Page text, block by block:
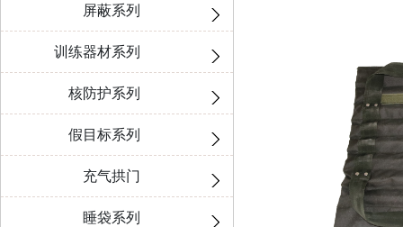
屏蔽系列
训练器材系列
核防护系列
假目标系列
充气拱门
睡袋系列